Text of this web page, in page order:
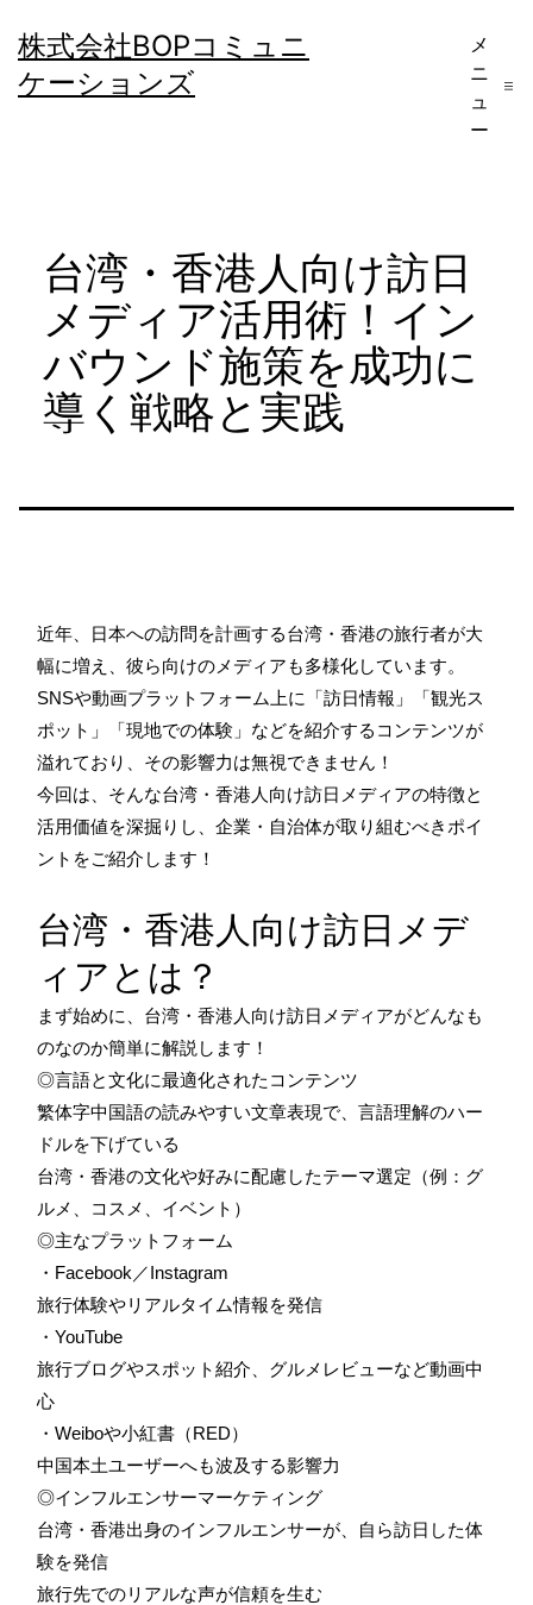
ン
テ
株式会社BOPコミュニ
ケーションズ
メ
ニ
ュ
ー
台湾・香港人向け訪日
メディア活用術！イン
バウンド施策を成功に
導く戦略と実践
近年、日本への訪問を計画する台湾・香港の旅行者が大
幅に増え、彼ら向けのメディアも多様化しています。
SNSや動画プラットフォーム上に「訪日情報」「観光ス
ポット」「現地での体験」などを紹介するコンテンツが
溢れており、その影響力は無視できません！
今回は、そんな台湾・香港人向け訪日メディアの特徴と
活用価値を深掘りし、企業・自治体が取り組むべきポイ
ントをご紹介します！
台湾・香港人向け訪日メデ
ィアとは？
まず始めに、台湾・香港人向け訪日メディアがどんなも
のなのか簡単に解説します！
◎言語と文化に最適化されたコンテンツ
繁体字中国語の読みやすい文章表現で、言語理解のハー
ドルを下げている
台湾・香港の文化や好みに配慮したテーマ選定（例：グ
ルメ、コスメ、イベント）
◎主なプラットフォーム
・Facebook／Instagram
旅行体験やリアルタイム情報を発信
・YouTube
旅行ブログやスポット紹介、グルメレビューなど動画中
心
・Weiboや小紅書（RED）
中国本土ユーザーへも波及する影響力
◎インフルエンサーマーケティング
台湾・香港出身のインフルエンサーが、自ら訪日した体
験を発信
旅行先でのリアルな声が信頼を生む